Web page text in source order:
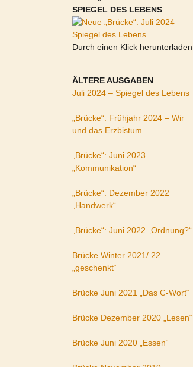
SPIEGEL DES LEBENS
Durch einen Klick herunterladen.
ÄLTERE AUSGABEN
Juli 2024 – Spiegel des Lebens
„Brücke“: Frühjahr 2024 – Wir
und das Erzbistum
„Brücke“: Juni 2023
„Kommunikation“
„Brücke“: Dezember 2022
„Handwerk“
„Brücke“: Juni 2022 „Ordnung?“
Brücke Winter 2021/ 22
„geschenkt“
Brücke Juni 2021 „Das C-Wort“
Brücke Dezember 2020 „Lesen“
Brücke Juni 2020 „Essen“